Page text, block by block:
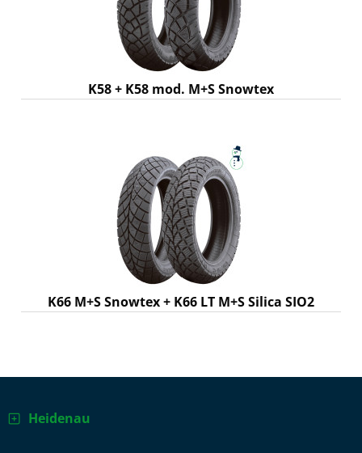
K58 + K58 mod. M+S Snowtex
K66 M+S Snowtex + K66 LT M+S Silica SIO2
Heidenau